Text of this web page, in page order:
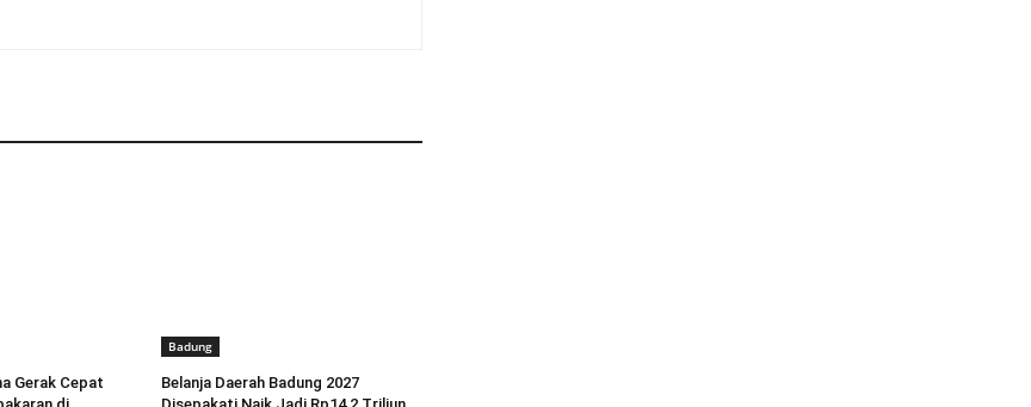
Gerak Cepat
Badung
Belanja Daerah Badung 2027